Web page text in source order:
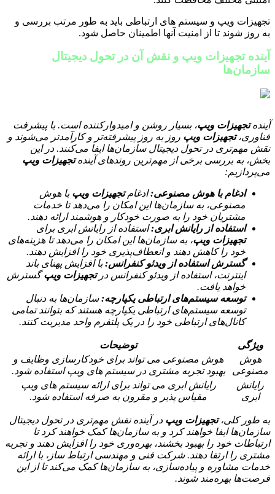
تجهیزات ویپ و سیستم های ارتباطی باید به طور مرتب بررسی و
به روز شوند تا از امنیت آنها اطمینان حاصل شود.
آینده تجهیزات ویپ و نقش آن در تحول دیجیتال
سازمان‌ها
آیندهتجهیزات ویپ، بسیار روشن و امیدوارکننده است. با پیشرفت
فناوری،تجهیزات ویپ روز به روز پیشرفته‌تر و کارآمدتر می‌شوند و
نقش مهم‌تری در تحول دیجیتال سازمان‌ها ایفا می‌کنند. در این
بخش، به بررسی برخی از مهم‌ترین روندهای آیندهتجهیزات ویپ
می‌پردازیم:
ادغام با هوش مصنوعی:ادغامتجهیزات ویپ با هوش
مصنوعی، به سازمان‌ها این امکان را می‌دهد تا خدمات
مشتریان خود را به صورت خودکار و هوشمند ارائه دهند.
استفاده از رایانش ابری:استفاده از رایانش ابری برای
تجهیزات ویپ، به سازمان‌ها این امکان را می‌دهد تا هزینه‌های
خود را کاهش دهند و انعطاف‌پذیری خود را افزایش دهند.
گسترش استفاده از ویدئو کنفرانس:با افزایش پهنای باند
اینترنت، استفاده از ویدئو کنفرانس درتجهیزات ویپگسترش
خواهد یافت.
توسعه سیستم‌های ارتباطی یکپارچه:سازمان‌ها به دنبال
توسعه سیستم‌های ارتباطی یکپارچه هستند که بتوانند تمامی
کانال‌های ارتباطی خود را در یک پلتفرم واحد مدیریت کنند.
ویژگی
توضیحات
هوش
مصنوعی
هوش مصنوعی می تواند برای خودکارسازی وظایف و
بهبود تجربه مشتری در سیستم های ویپ استفاده شود.
رایانش
ابری
رایانش ابری می تواند برای ارائه سیستم های ویپ
مقیاس پذیر و مقرون به صرفه استفاده شود.
به طور کلی،تجهیزات ویپ در آینده نقش مهم‌تری در تحول دیجیتال
سازمان‌ها ایفا خواهند کرد و به سازمان‌ها کمک خواهند کرد تا
ارتباطات خود را بهبود بخشند، بهره‌وری خود را افزایش دهند و تجربه
مشتری را ارتقا دهند. شرکت فنی و مهندسی ارتباط ساز، با ارائه
خدمات مشاوره و پیاده‌سازی، به سازمان‌ها کمک می‌کند تا از این
فرصت‌ها بهره‌مند شوند.